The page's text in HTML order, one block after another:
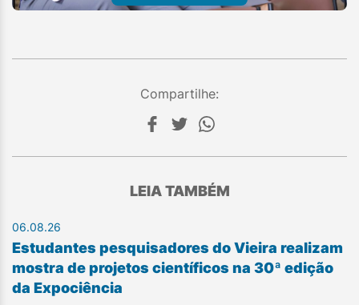
Compartilhe:
LEIA TAMBÉM
06.08.26
Estudantes pesquisadores do Vieira realizam
mostra de projetos científicos na 30ª edição
da Expociência